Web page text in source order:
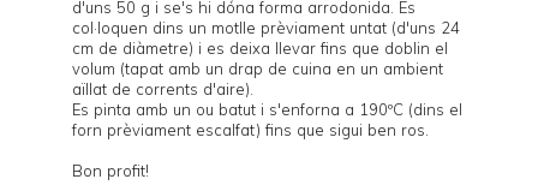
d'uns 50 g i se's hi dóna forma arrodonida. Es
col·loquen dins un motlle prèviament untat (d'uns 24
cm de diàmetre) i es deixa llevar fins que doblin el
volum (tapat amb un drap de cuina en un ambient
aïllat de corrents d'aire).
Es pinta amb un ou batut i s'enforna a 190ºC (dins el
forn prèviament escalfat) fins que sigui ben ros.
Bon profit!